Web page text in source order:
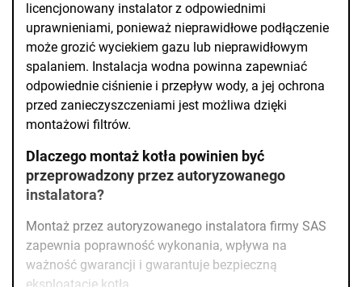
licencjonowany instalator z odpowiednimi
uprawnieniami, ponieważ nieprawidłowe podłączenie
może grozić wyciekiem gazu lub nieprawidłowym
spalaniem. Instalacja wodna powinna zapewniać
odpowiednie ciśnienie i przepływ wody, a jej ochrona
przed zanieczyszczeniami jest możliwa dzięki
montażowi filtrów.
Dlaczego montaż kotła powinien być
przeprowadzony przez autoryzowanego
instalatora?
Montaż przez autoryzowanego instalatora firmy SAS
zapewnia poprawność wykonania, wpływa na
ważność gwarancji i gwarantuje bezpieczną